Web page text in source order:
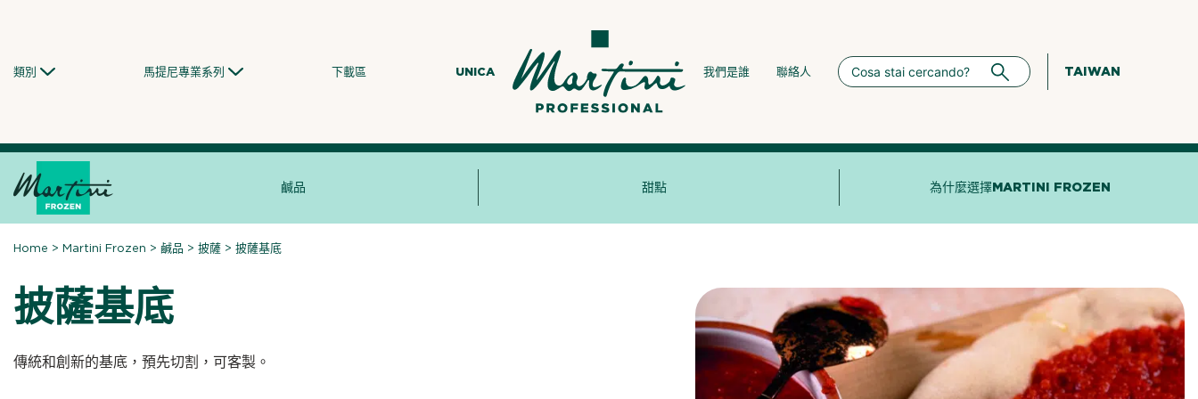
類別 馬提尼專業系列 下載區 UNICA 我們是誰 聯絡人 TAIWAN
鹹品 甜點 為什麼選擇MARTINI FROZEN
Home >Martini Frozen >鹹品 >披薩 >披薩基底
披薩基底
傳統和創新的基底，預先切割，可客製。